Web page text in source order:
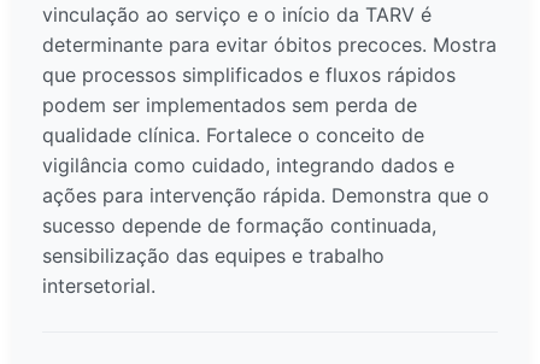
vinculação ao serviço e o início da TARV é
determinante para evitar óbitos precoces. Mostra
que processos simplificados e fluxos rápidos
podem ser implementados sem perda de
qualidade clínica. Fortalece o conceito de
vigilância como cuidado, integrando dados e
ações para intervenção rápida. Demonstra que o
sucesso depende de formação continuada,
sensibilização das equipes e trabalho
intersetorial.